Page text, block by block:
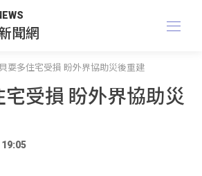
聞網
耍多住宅受損 盼外界協助災後重建
受損 盼外界協助災